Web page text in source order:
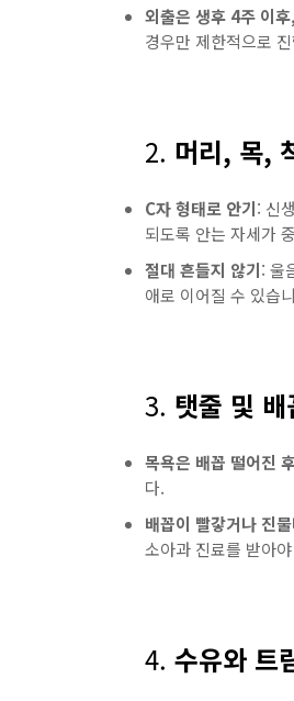
외출은 생후 4주 이
경우만 제한적으로
2. 머리, 목,
C자 형태로 안기: 신
되도록 안는 자세가
절대 흔들지 않기: 울
애로 이어질 수 있습
3. 탯줄 및 배
목욕은 배꼽 떨어진
다.
배꼽이 빨갛거나 진
소아과 진료를 받아
4. 수유와 트